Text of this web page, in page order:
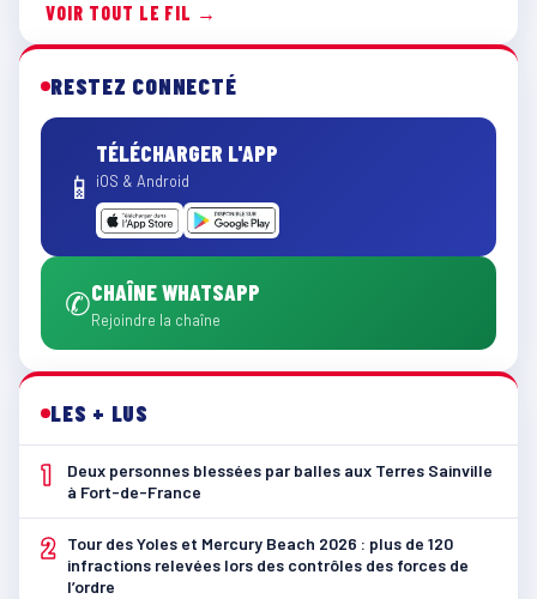
VOIR TOUT LE FIL →
RESTEZ CONNECTÉ
📱
TÉLÉCHARGER L'APP
iOS & Android
✆CHAÎNE WHATSAPP
Rejoindre la chaîne
LES + LUS
1
Deux personnes blessées par balles aux Terres Sainville
à Fort-de-France
2
Tour des Yoles et Mercury Beach 2026 : plus de 120
infractions relevées lors des contrôles des forces de
l’ordre